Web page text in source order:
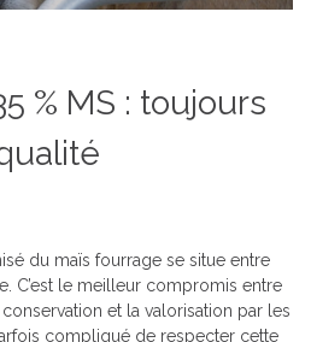
% MS : toujours
du maïs fourrage se situe entre
C’est le meilleur compromis entre
et la valorisation par les
compliqué de respecter cette